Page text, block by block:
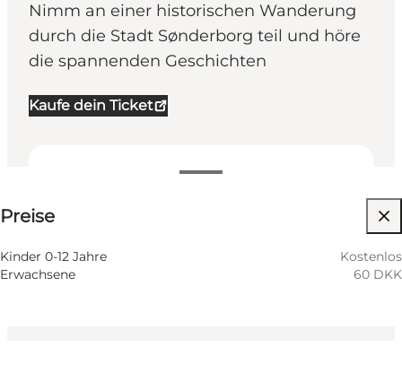
Nimm an einer historischen Wanderung
durch die Stadt Sønderborg teil und höre
die spannenden Geschichten
Kaufe dein Ticket
Preise
Kinder 0-12 Jahre
Kostenlos
Erwachsene
60 DKK
Freunde, Mein Partner, Mir selbst